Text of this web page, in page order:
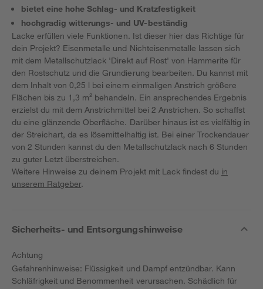
bietet eine hohe Schlag- und Kratzfestigkeit
hochgradig witterungs- und UV-beständig
Lacke erfüllen viele Funktionen. Ist dieser hier das Richtige für
dein Projekt? Eisenmetalle und Nichteisenmetalle lassen sich
mit dem Metallschutzlack 'Direkt auf Rost' von Hammerite für
den Rostschutz und die Grundierung bearbeiten. Du kannst mit
dem Inhalt von 0,25 l bei einem einmaligen Anstrich größere
Flächen bis zu 1,3 m² behandeln. Ein ansprechendes Ergebnis
erzielst du mit dem Anstrichmittel bei 2 Anstrichen. So schaffst
du eine glänzende Oberfläche. Darüber hinaus ist es vielfältig in
der Streichart, da es lösemittelhaltig ist. Bei einer Trockendauer
von 2 Stunden kannst du den Metallschutzlack nach 6 Stunden
zu guter Letzt überstreichen.
Weitere Hinweise zu deinem Projekt mit Lack findest du in
unserem Ratgeber.
Sicherheits- und Entsorgungshinweise
Achtung
Gefahrenhinweise: Flüssigkeit und Dampf entzündbar. Kann
Schläfrigkeit und Benommenheit verursachen. Schädlich für